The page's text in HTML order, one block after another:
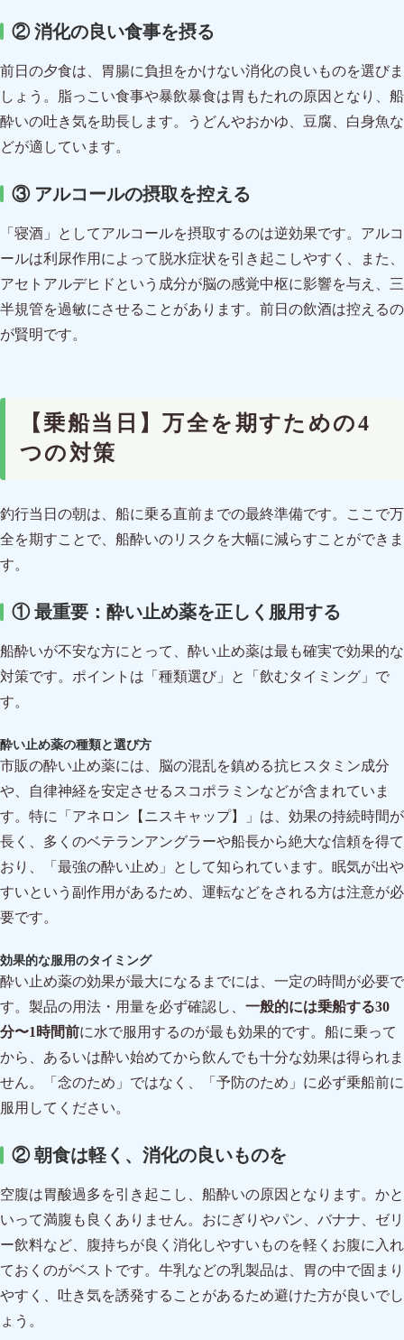
② 消化の良い食事を摂る
前日の夕食は、胃腸に負担をかけない消化の良いものを選びま
しょう。脂っこい食事や暴飲暴食は胃もたれの原因となり、船
酔いの吐き気を助長します。うどんやおかゆ、豆腐、白身魚な
どが適しています。
③ アルコールの摂取を控える
「寝酒」としてアルコールを摂取するのは逆効果です。アルコ
ールは利尿作用によって脱水症状を引き起こしやすく、また、
アセトアルデヒドという成分が脳の感覚中枢に影響を与え、三
半規管を過敏にさせることがあります。前日の飲酒は控えるの
が賢明です。
【乗船当日】万全を期すための4
つの対策
釣行当日の朝は、船に乗る直前までの最終準備です。ここで万
全を期すことで、船酔いのリスクを大幅に減らすことができま
す。
① 最重要：酔い止め薬を正しく服用する
船酔いが不安な方にとって、酔い止め薬は最も確実で効果的な
対策です。ポイントは「種類選び」と「飲むタイミング」で
す。
酔い止め薬の種類と選び方
市販の酔い止め薬には、脳の混乱を鎮める抗ヒスタミン成分
や、自律神経を安定させるスコポラミンなどが含まれていま
す。特に「アネロン【ニスキャップ】」は、効果の持続時間が
長く、多くのベテランアングラーや船長から絶大な信頼を得て
おり、「最強の酔い止め」として知られています。眠気が出や
すいという副作用があるため、運転などをされる方は注意が必
要です。
効果的な服用のタイミング
酔い止め薬の効果が最大になるまでには、一定の時間が必要で
す。製品の用法・用量を必ず確認し、 一般的には乗船する30
分〜1時間前に水で服用するのが最も効果的です。船に乗って
から、あるいは酔い始めてから飲んでも十分な効果は得られま
せん。「念のため」ではなく、「予防のため」に必ず乗船前に
服用してください。
② 朝食は軽く、消化の良いものを
空腹は胃酸過多を引き起こし、船酔いの原因となります。かと
いって満腹も良くありません。おにぎりやパン、バナナ、ゼリ
ー飲料など、腹持ちが良く消化しやすいものを軽くお腹に入れ
ておくのがベストです。牛乳などの乳製品は、胃の中で固まり
やすく、吐き気を誘発することがあるため避けた方が良いでし
ょう。